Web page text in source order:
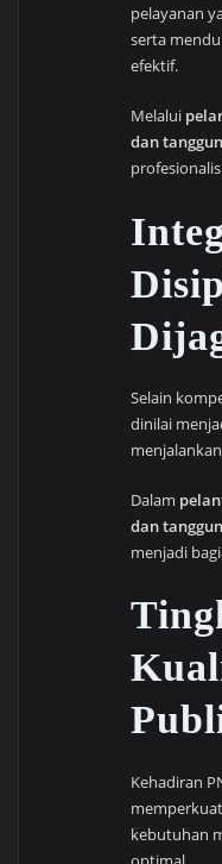
pelayanan
serta
efektif.
Melalui
dan
Selain
dinilai
Dalam
dan
menjadi
Kehadiran
kebutuhan